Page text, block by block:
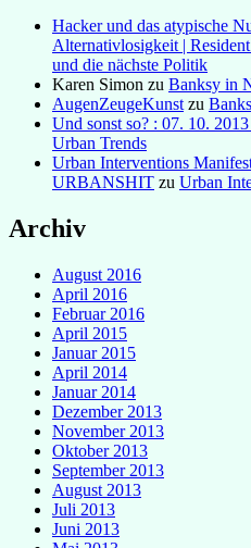
Hacker und das atypische
Alternativlosigkeit |
und die nächste Politik
Karen Simon zu Banksy in
AugenZeugeKunst zu
Und sonst so? : 07. 10.
Urban Trends
Urban Interventions
URBANSHIT zu Urban
Archiv
August 2016
April 2016
Februar 2016
April 2015
Januar 2015
April 2014
Januar 2014
Dezember 2013
November 2013
Oktober 2013
September 2013
August 2013
Juli 2013
Juni 2013